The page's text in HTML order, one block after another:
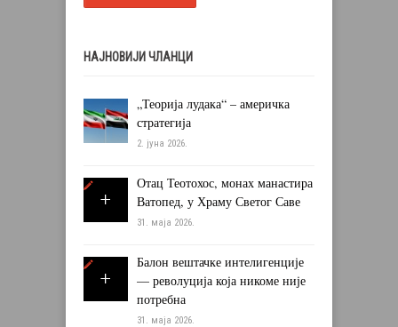
НАЈНОВИЈИ ЧЛАНЦИ
„Теорија лудака“ – америчка
стратегија
2. јуна 2026.
Отац Теотохос, монах манастира
Ватопед, у Храму Светог Саве
31. маја 2026.
Балон вештачке интелигенције
— револуција која никоме није
потребна
31. маја 2026.